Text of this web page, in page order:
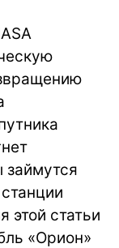
этой статьи
«Орион»